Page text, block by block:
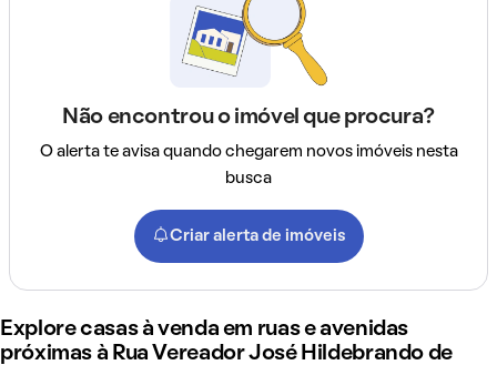
Não encontrou o imóvel que procura?
O alerta te avisa quando chegarem novos imóveis nesta
busca
Criar alerta de imóveis
Explore casas à venda em ruas e avenidas
próximas à Rua Vereador José Hildebrando de